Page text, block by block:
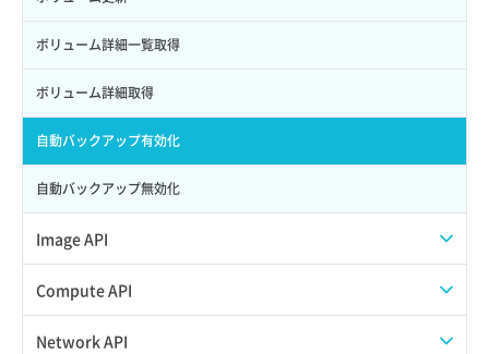
ロール更新
ロール詳細取得
ボリューム詳細一覧取得
ボリューム詳細取得
自動バックアップ有効化
自動バックアップ無効化
Image API
ISOイメージアップロード
ISOイメージ作成
Compute API
ISOイメージ挿入/排出
Network API